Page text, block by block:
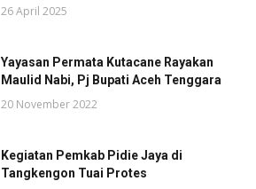
26 April 2025
Yayasan Permata Kutacane Rayakan
Maulid Nabi, Pj Bupati Aceh Tenggara
20 November 2022
Kegiatan Pemkab Pidie Jaya di
Tangkengon Tuai Protes